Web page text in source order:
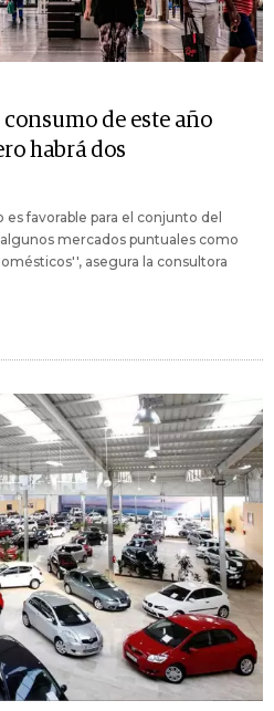
de este año
habrá dos
es favorable para el conjunto del
mercados puntuales como
asegura la consultora